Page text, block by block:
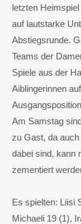
letzten
auf lautstarke
Abstiegsrunde.
Teams der
Spiele aus der
Aiblingerinnen
Am Samstag
zu Gast, da
dabei sind, kann
zementiert
Es spielten: Liisi
Michaeli 19 (1),